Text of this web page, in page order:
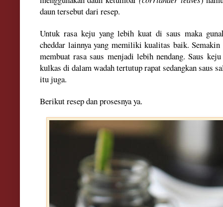
daun tersebut dari resep.
Untuk rasa keju yang lebih kuat di saus maka
cheddar lainnya yang memiliki kualitas baik. Semakin
membuat rasa saus menjadi lebih nendang. Saus keju
kulkas di dalam wadah tertutuprapat sedangkan saus
itu juga.
Berikut resep dan prosesnya ya.